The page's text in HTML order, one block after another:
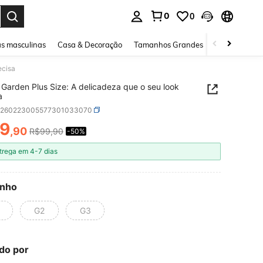
0 0
masculinas Casa & Decoração Tamanhos Grandes Joias e
Plus Size: A delicadeza que o seu look
AND AVAILABILITY
,90 R$99,90 -50%
em 4-7 dias
G2 G3
por